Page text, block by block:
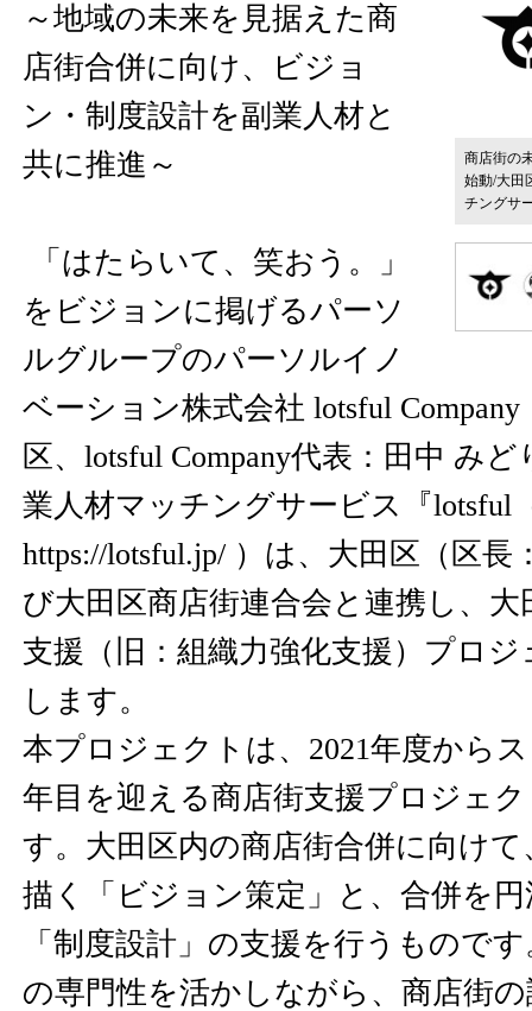
商店街の
始動/大田
チングサ
～地域の未来を見据えた商
店街合併に向け、ビジョ
ン・制度設計を副業人材と
共に推進～
「はたらいて、笑おう。」
をビジョンに掲げるパーソ
ルグループのパーソルイノ
ベーション株式会社 lotsful
区、lotsful Company代表：田中 み
業人材マッチングサービス『lotsful
https://lotsful.jp/ ）は、大田区（区長
び大田区商店街連合会と連携し、大
支援（旧：組織力強化支援）プロ
します。
本プロジェクトは、2021年度から
年目を迎える商店街支援プロジェ
す。大田区内の商店街合併に向け
描く「ビジョン策定」と、合併を
「制度設計」の支援を行うもので
の専門性を活かしながら、商店街